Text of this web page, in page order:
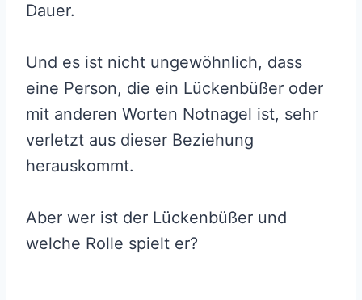
Dauer.
Und es ist nicht ungewöhnlich, dass
eine Person, die ein Lückenbüßer oder
mit anderen Worten Notnagel ist, sehr
verletzt aus dieser Beziehung
herauskommt.
Aber wer ist der Lückenbüßer und
welche Rolle spielt er?